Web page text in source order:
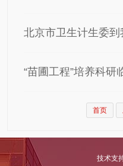
“苗圃工程”培养科研
首页
技术支